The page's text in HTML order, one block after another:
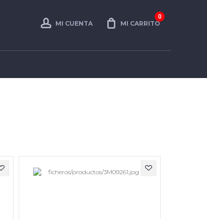
0
MI CARRITO
MI CUENTA